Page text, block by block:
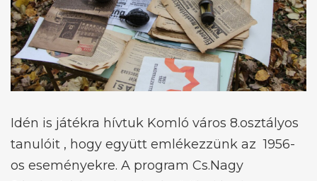
Idén is játékra hívtuk Komló város 8.osztályos
tanulóit , hogy együtt emlékezzünk az 1956-
os eseményekre. A program Cs.Nagy